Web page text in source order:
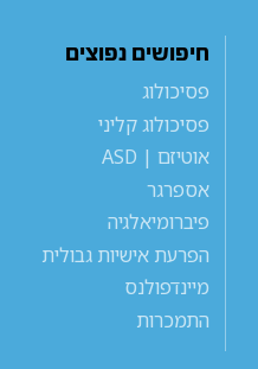
חיפושים נפוצים
פסיכולוג
פסיכולוג קליני
אוטיזם | ASD
אספרגר
פיברומיאלגיה
הפרעת אישיות גבולית
מיינדפולנס
התמכרות